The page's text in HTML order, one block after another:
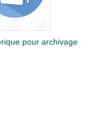
pour archivage